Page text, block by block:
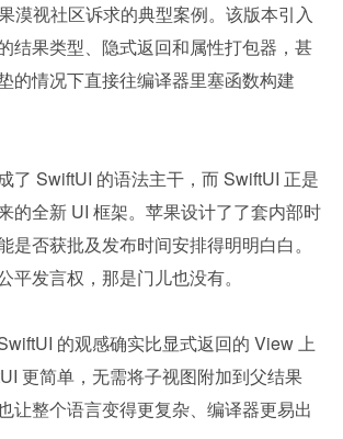
漠视社区诉求的典型案例。该版本引入
结果类型、隐式返回和属性打包器，甚
的情况下直接往编译器里塞函数构建
了 SwiftUI 的语法主干，而 SwiftUI 正是
的全新 UI 框架。苹果设计了了套内部时
是否获批及发布时间安排得明明白白。
平发言权，那是门儿也没有。
的观感确实比显式返回的 View 上
更简单，无需将子视图附加到父结果
让整个语言变得更复杂、编译器更易出